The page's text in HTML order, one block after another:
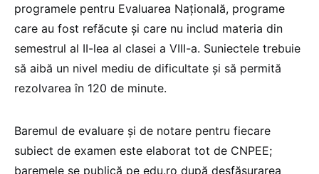
programele pentru Evaluarea Națională, programe
care au fost refăcute și care nu includ materia din
semestrul al II-lea al clasei a VIII-a. Suniectele trebuie
să aibă un nivel mediu de dificultate și să permită
rezolvarea în 120 de minute.
Baremul de evaluare și de notare pentru fiecare
subiect de examen este elaborat tot de CNPEE;
baremele se publică pe edu.ro după desfășurarea